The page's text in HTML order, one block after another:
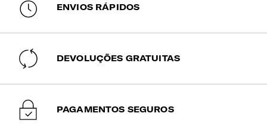
Permite o encaixe da mochila na pega extensível da mala
Fecho de Correr
Fecho vulcanizado para maior resistência a todas as
condições climatéricas.
ENVIOS RÁPIDOS
DEVOLUÇÕES GRATUITAS
PAGAMENTOS SEGUROS